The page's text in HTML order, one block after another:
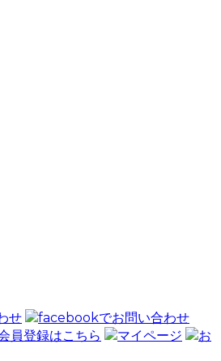
せ
facebookでお問い合わせ
員登録はこちら マイページ
お